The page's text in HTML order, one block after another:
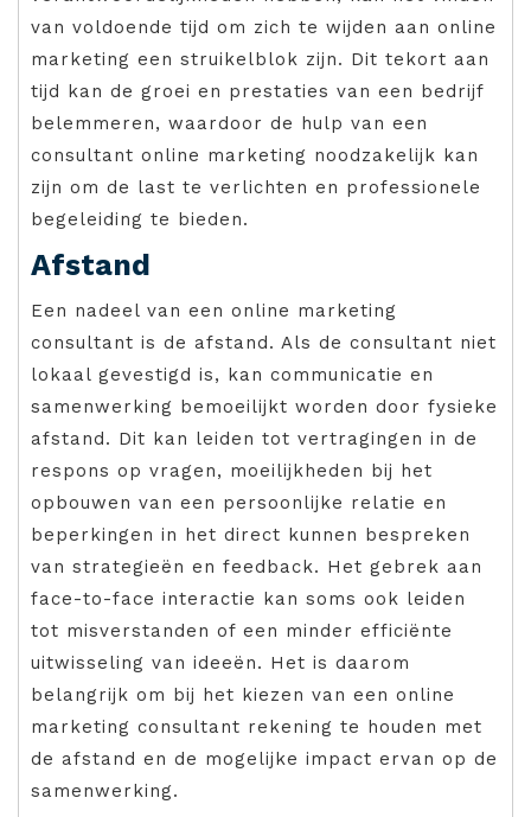
van voldoende tijd om zich te wijden aan online
marketing een struikelblok zijn. Dit tekort aan
tijd kan de groei en prestaties van een bedrijf
belemmeren, waardoor de hulp van een
consultant online marketing noodzakelijk kan
zijn om de last te verlichten en professionele
begeleiding te bieden.
Afstand
Een nadeel van een online marketing
consultant is de afstand. Als de consultant niet
lokaal gevestigd is, kan communicatie en
samenwerking bemoeilijkt worden door fysieke
afstand. Dit kan leiden tot vertragingen in de
respons op vragen, moeilijkheden bij het
opbouwen van een persoonlijke relatie en
beperkingen in het direct kunnen bespreken
van strategieën en feedback. Het gebrek aan
face-to-face interactie kan soms ook leiden
tot misverstanden of een minder efficiënte
uitwisseling van ideeën. Het is daarom
belangrijk om bij het kiezen van een online
marketing consultant rekening te houden met
de afstand en de mogelijke impact ervan op de
samenwerking.